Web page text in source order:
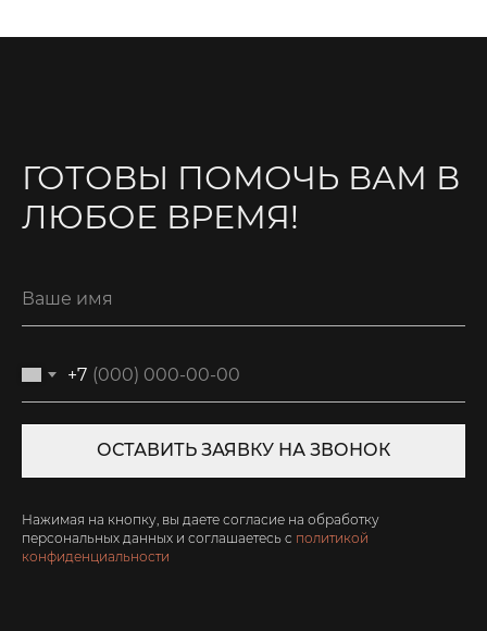
ГОТОВЫ ПОМОЧЬ ВАМ В
ЛЮБОЕ ВРЕМЯ!
+7
ОСТАВИТЬ ЗАЯВКУ НА ЗВОНОК
Нажимая на кнопку, вы даете согласие на обработку
персональных данных и соглашаетесь c политикой
конфиденциальности